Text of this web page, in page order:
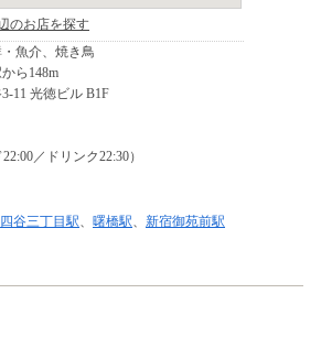
四谷三丁目駅 曙橋駅 新宿御苑前駅